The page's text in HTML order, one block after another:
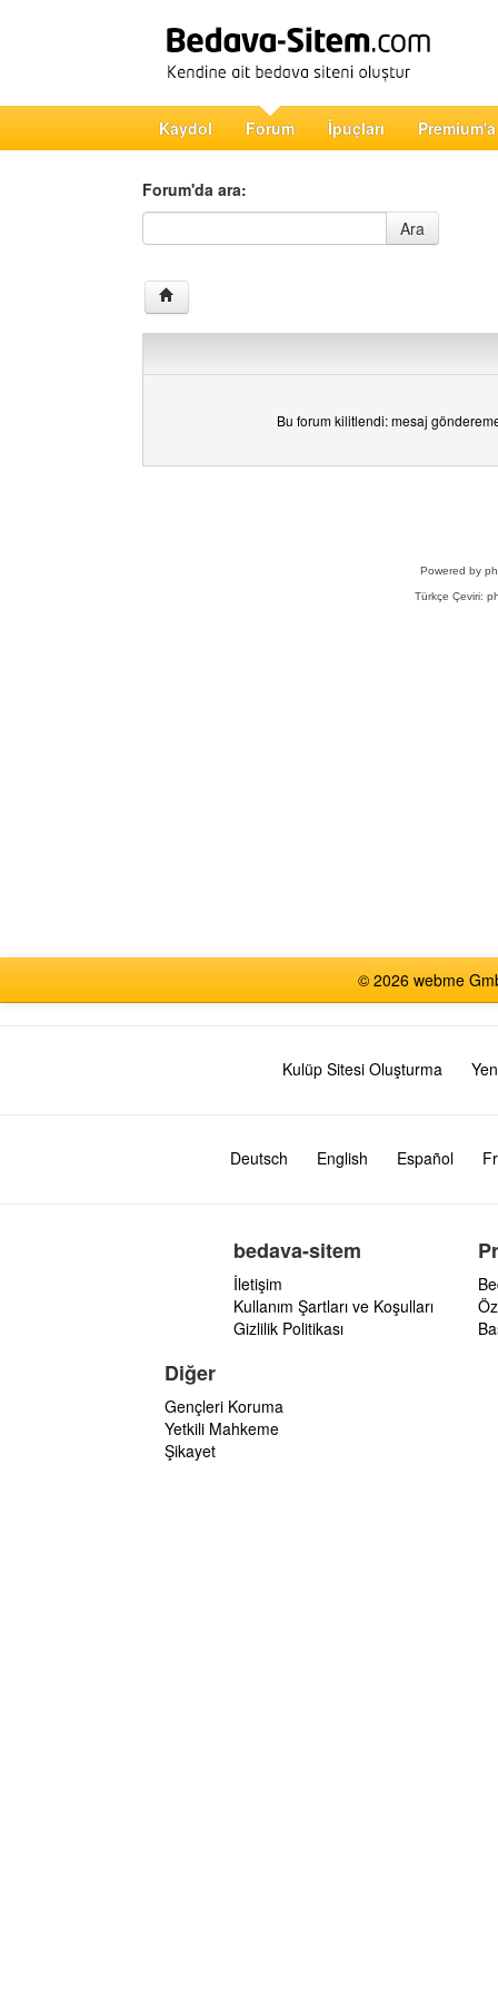
Kaydol Forum İpuçları
Forum'da ara:
Forum'da ara
Ara
Bu forum kilitlendi: mesaj
Powered by
Türkçe Çeviri:
© 2026 webme
Kulüp Sitesi Oluşturma
Deutsch English Español
bedava-sitem
İletişim
Kullanım Şartları ve Koşulları
Gizlilik Politikası
Diğer
Gençleri Koruma
Yetkili Mahkeme
Şikayet